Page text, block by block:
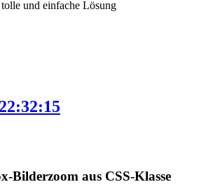
und einfache Lösung
Bilderzoom aus CSS-Klasse